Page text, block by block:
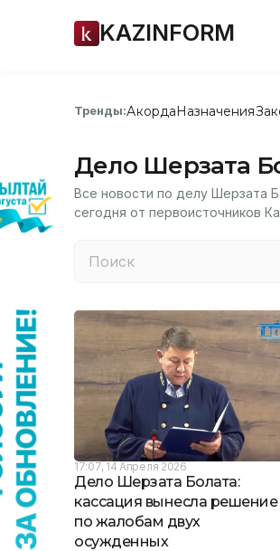
KAZINFORM
Тренды:АкордаНазначения
Дело Шерзата
Все новости по делу Шерзата
сегодня от первоисточников
17:07, 14 Апреля 2026
Дело Шерзата Болата:
кассация вынесла решение
по жалобам двух
осужденных